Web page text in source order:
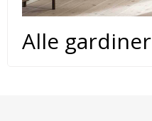
Alle gardiner